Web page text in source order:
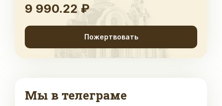
9 990.22 ₽
Пожертвовать
Мы в телеграме